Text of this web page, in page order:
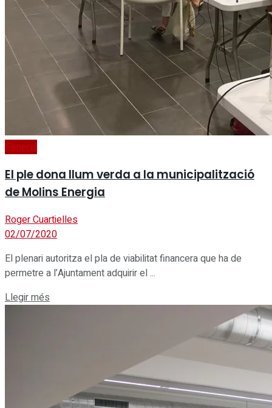
General
El ple dona llum verda a la municipalització
de Molins Energia
Roger Cuartielles
02/07/2020
El plenari autoritza el pla de viabilitat financera que ha de
permetre a l’Ajuntament adquirir el ...
Llegir més